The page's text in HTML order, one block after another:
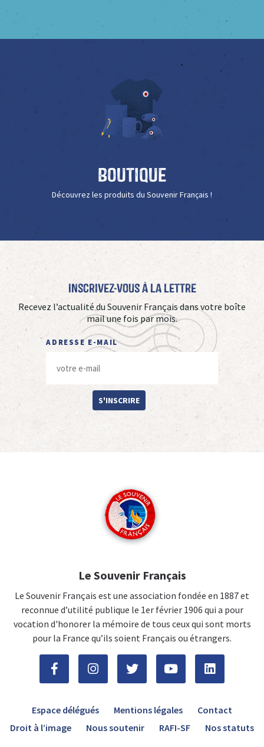
Boutique
Découvrez les produits du Souvenir Français !
Inscrivez-vous à La Lettre
Recevez l’actualité du Souvenir Français dans votre boîte
mail une fois par mois.
ADRESSE E-MAIL
S'INSCRIRE
Le Souvenir Français
Le Souvenir Français est une association fondée en 1887 et
reconnue d’utilité publique le 1er février 1906 qui a pour
vocation d'honorer la mémoire de tous ceux qui sont morts
pour la France qu’ils soient Français ou étrangers.
Espace délégués Mentions légales
Contact
Droit à l’image
Nous soutenir RAFI-SF Nos statuts